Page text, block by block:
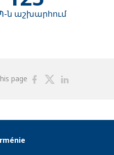
ն աշխարհում
page
ShareShare